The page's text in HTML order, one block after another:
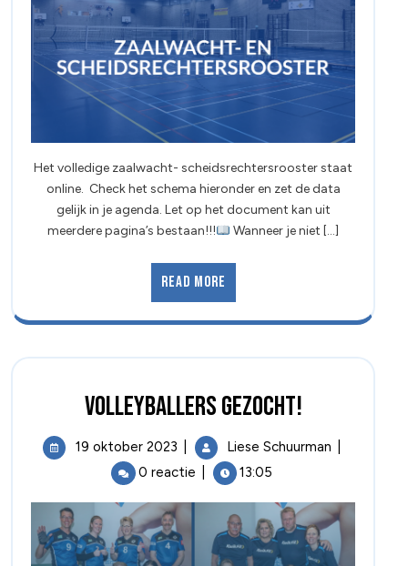
Het volledige zaalwacht- scheidsrechtersrooster staat
online. Check het schema hieronder en zet de data
gelijk in je agenda. Let op het document kan uit
meerdere pagina’s bestaan!!!
Wanneer je niet [...]
Read More
Volleyballers gezocht!
19 oktober 2023 Liese Schuurman
0 reactie
13:05